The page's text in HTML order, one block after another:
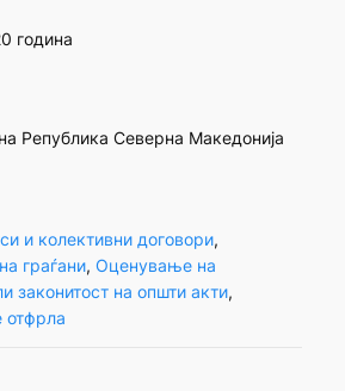
година
Република Северна Македонија
и колективни договори
граѓани, Оценување на
законитост на општи акти
отфрла